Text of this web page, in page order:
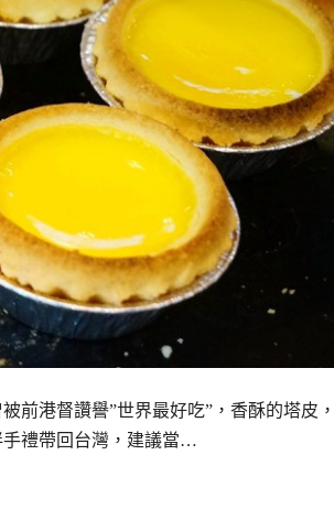
前港督讚譽”世界最好吃”，香酥的塔皮，
手禮帶回台灣，建議當…